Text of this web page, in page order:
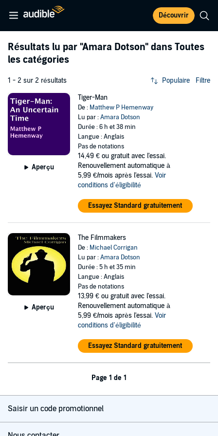
Découvrir
Résultats lu par "Amara Dotson" dans Toutes
les catégories
1 - 2 sur 2 résultats Populaire Filtre
Aperçu
Tiger-Man
De : Matthew P Hemenway
Lu par :Amara Dotson
Durée : 6 h et 38 min
Langue : Anglais
Pas de notations
14,49 € ou gratuit avec l'essai.
Renouvellement automatique à
5,99 €/mois après l'essai. Voir
conditions d'éligibilité
Essayez Standard gratuitement
Aperçu
The Filmmakers
De : Michael Corrigan
Lu par :Amara Dotson
Durée : 5 h et 35 min
Langue : Anglais
Pas de notations
13,99 € ou gratuit avec l'essai.
Renouvellement automatique à
5,99 €/mois après l'essai. Voir
conditions d'éligibilité
Essayez Standard gratuitement
Page 1 de 1
Saisir un code promotionnel